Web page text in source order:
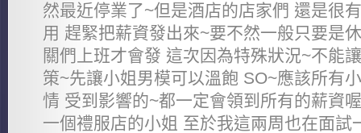
然最近停業了~但是酒店的店家們 還是很
用 趕緊把薪資發出來~要不然一般只要是
關們上班才會發 這次因為特殊狀況~不能
策~先讓小姐男模可以溫飽 SO~應該所有
情 受到影響的~都一定會領到所有的薪資
一個禮服店的小姐 至於我這兩周也在面試